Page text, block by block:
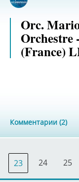
Orc.
Orchestre
(France)
Комментарии (2)
23 24 25